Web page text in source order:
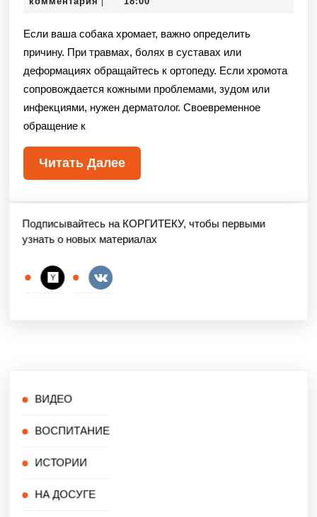
Если ваша собака хромает, важно определить
причину. При травмах, болях в суставах или
деформациях обращайтесь к ортопеду. Если хромота
сопровождается кожными проблемами, зудом или
инфекциями, нужен дерматолог. Своевременное
обращение к
Читать Далее
Подписывайтесь на КОРГИТЕКУ, чтобы первыми
узнать о новых материалах
ВИДЕО
ВОСПИТАНИЕ
ИСТОРИИ
НА ДОСУГЕ